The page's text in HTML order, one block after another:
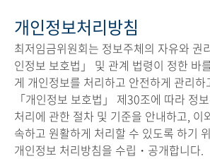
개인정보처리방침
최저임금위원회는 정보주체의 자유와 권
인정보 보호법」 및 관계 법령이 정한 바
게 개인정보를 처리하고 안전하게 관리하
「개인정보 보호법」 제30조에 따라 정
처리에 관한 절차 및 기준을 안내하고, 이
속하고 원활하게 처리할 수 있도록 하기
개인정보 처리방침을 수립・공개합니다.